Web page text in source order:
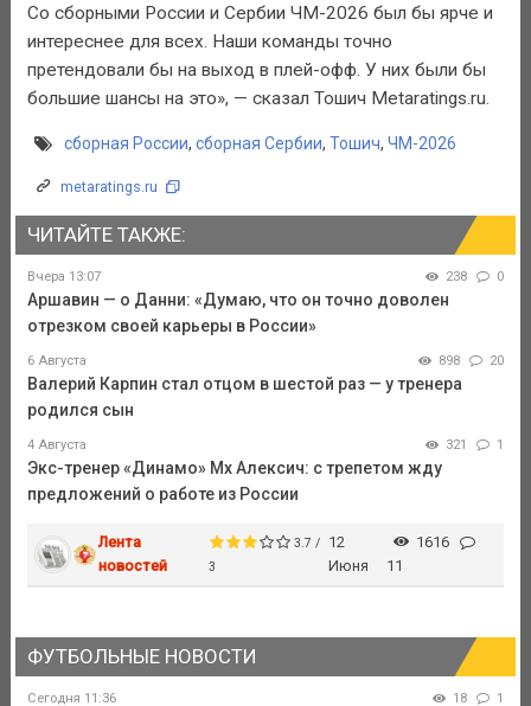
Со сборными России и Сербии ЧМ-2026 был бы ярче и
интереснее для всех. Наши команды точно
претендовали бы на выход в плей-офф. У них были бы
большие шансы на это», — сказал Тошич Metaratings.ru.
сборная России, сборная Сербии, Тошич, ЧМ-2026
metaratings.ru
ЧИТАЙТЕ ТАКЖЕ:
Вчера 13:07 238 0
Аршавин — о Данни: «Думаю, что он точно доволен
отрезком своей карьеры в России»
6 Августа 898 20
Валерий Карпин стал отцом в шестой раз — у тренера
родился сын
4 Августа 321 1
Экс-тренер «Динамо» Мх Алексич: с трепетом жду
предложений о работе из России
Лента
новостей
3.7 /
3
12
Июня
1616
11
ФУТБОЛЬНЫЕ НОВОСТИ
Сегодня 11:36 18 1